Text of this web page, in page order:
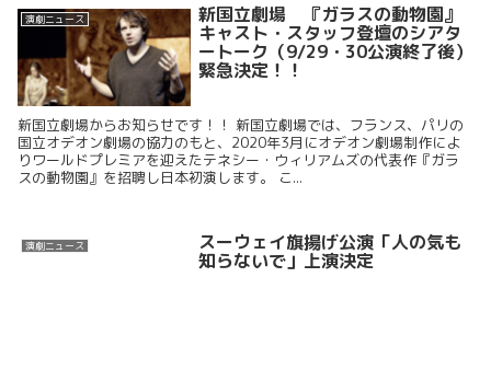
演劇ニュース 新国立劇場 『ガラスの動物園』
キャスト・スタッフ登壇のシアタ
ートーク（9/29・30公演終了後）
緊急決定！！
新国立劇場からお知らせです！！ 新国立劇場では、フランス、パリの
国立オデオン劇場の協力のもと、2020年3月にオデオン劇場制作によ
りワールドプレミアを迎えたテネシー・ウィリアムズの代表作『ガラ
スの動物園』を招聘し日本初演します。 こ...
演劇ニュース スーウェイ旗揚げ公演「人の気も
知らないで」上演決定